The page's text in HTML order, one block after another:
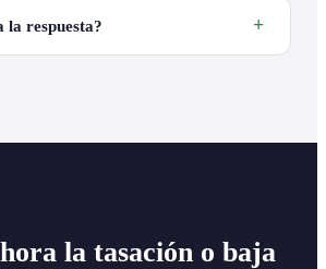
la respuesta?
la tasación o baja